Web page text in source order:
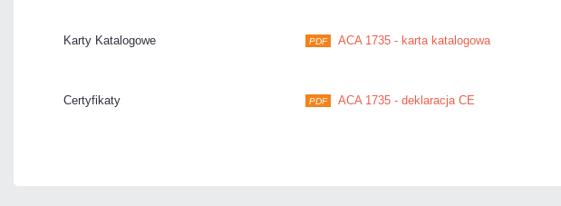
Karty Katalogowe PDF ACA 1735 - karta katalogowa
Certyfikaty PDF ACA 1735 - deklaracja CE